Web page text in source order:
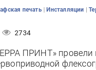
печать |Инсталляции |
2734
ПРИНТ» провели